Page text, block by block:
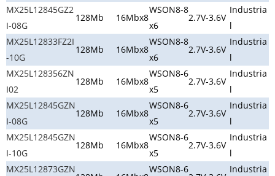
MX25L12845GZ2
I-08G
128Mb 16Mbx8
WSON8-8
x6
2.7V-3.6V
Industria
l
MX25L12833FZ2I
-10G
128Mb 16Mbx8
WSON8-8
x6
2.7V-3.6V
Industria
l
MX25L128356ZN
I02
128Mb 16Mbx8
WSON8-6
x5
2.7V-3.6V
Industria
l
MX25L12845GZN
I-08G
128Mb 16Mbx8
WSON8-6
x5
2.7V-3.6V
Industria
l
MX25L12845GZN
I-10G
128Mb 16Mbx8
WSON8-6
x5
2.7V-3.6V
Industria
l
MX25L12873GZN
WSON8-6 Industria